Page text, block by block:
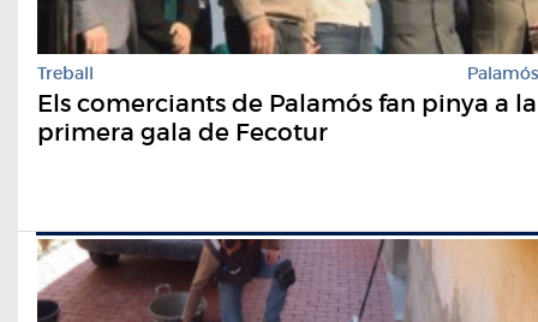
Treball Palamós
Els comerciants de Palamós fan pinya a la
primera gala de Fecotur